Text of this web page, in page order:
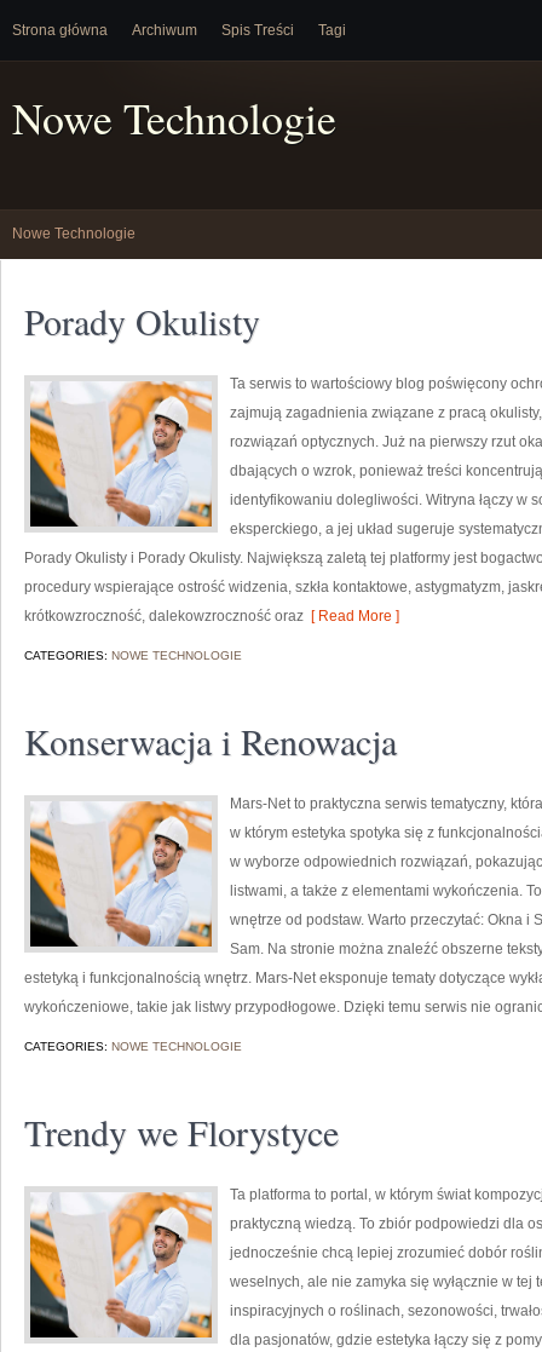
Strona główna Archiwum Spis Treści Tagi
Nowe Technologie
Nowe Technologie
Porady Okulisty
Ta serwis to wartościowy blog poświęcony
zajmują zagadnienia związane z pracą
rozwiązań optycznych. Już na pierwszy rzut
dbających o wzrok, ponieważ treści
identyfikowaniu dolegliwości. Witryna łączy w
eksperckiego, a jej układ sugeruje
Porady Okulisty i Porady Okulisty. Największą zaletą tej platformy jest
procedury wspierające ostrość widzenia, szkła kontaktowe, astygmatyzm,
krótkowzroczność, dalekowzroczność oraz [ Read More ]
CATEGORIES: NOWE TECHNOLOGIE
Konserwacja i Renowacja
Mars-Net to praktyczna serwis tematyczny,
w którym estetyka spotyka się z
w wyborze odpowiednich rozwiązań,
listwami, a także z elementami wykończenia.
wnętrze od podstaw. Warto przeczytać: Okna i
Sam. Na stronie można znaleźć obszerne
estetyką i funkcjonalnością wnętrz. Mars-Net eksponuje tematy dotyczące
wykończeniowe, takie jak listwy przypodłogowe. Dzięki temu serwis nie
CATEGORIES: NOWE TECHNOLOGIE
Trendy we Florystyce
Ta platforma to portal, w którym świat
praktyczną wiedzą. To zbiór podpowiedzi dla
jednocześnie chcą lepiej zrozumieć dobór
weselnych, ale nie zamyka się wyłącznie w tej
inspiracyjnych o roślinach, sezonowości,
dla pasjonatów, gdzie estetyka łączy się z